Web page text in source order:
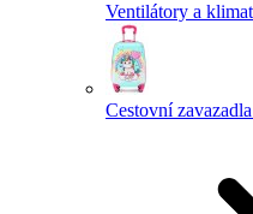
Ventilátory a
Cestovní